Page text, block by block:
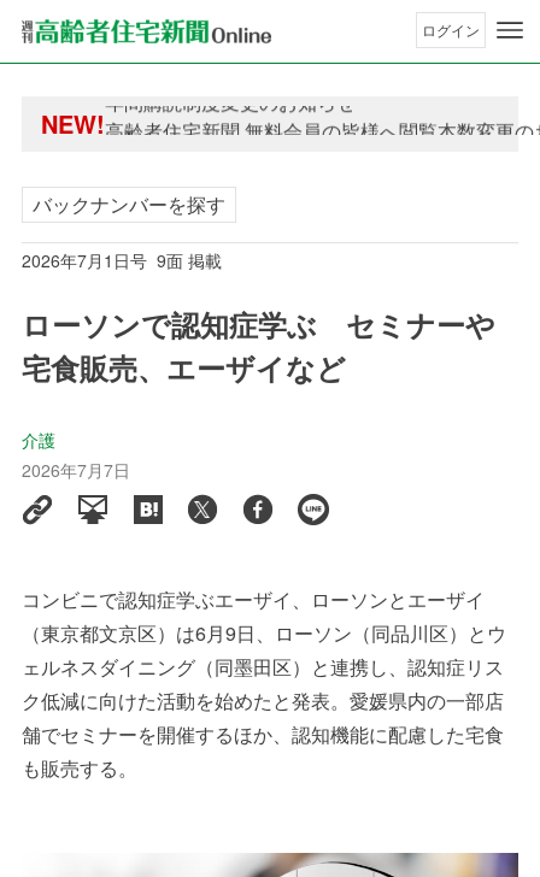
ログイン
NEW!高齢者住宅新聞 無料会員の皆様へ閲覧本数変更
高齢者住宅新聞 無料会員の皆様へ閲覧本数変更
バックナンバーを探す
2026年7月1日号 9面 掲載
ローソンで認知症学ぶ セミナーや
宅食販売、エーザイなど
介護
2026年7月7日
コンビニで認知症学ぶエーザイ、ローソンとエーザイ
（東京都文京区）は6月9日、ローソン（同品川区）とウ
ェルネスダイニング（同墨田区）と連携し、認知症リス
ク低減に向けた活動を始めたと発表。愛媛県内の一部店
舗でセミナーを開催するほか、認知機能に配慮した宅食
も販売する。